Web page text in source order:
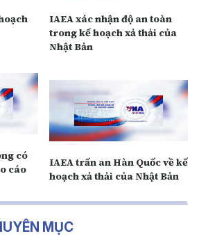
IAEA xác nhận độ an toàn
trong kế hoạch xả thải của
Nhật Bản
có
cáo
IAEA trấn an Hàn Quốc về kế
hoạch xả thải của Nhật Bản
MỤC